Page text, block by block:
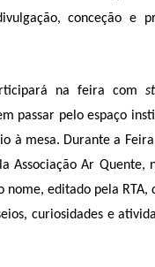
conceção e
na feira com
passar pelo espaço
à mesa. Durante a
Associação Ar
editado pela RTA,
curiosidades e